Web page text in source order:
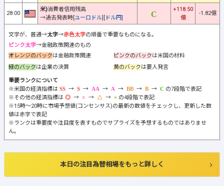
28:00
米)消費者信用残高
→過去発表時[ユーロドル][ ドル円]
+118.50
億
-1.82億
文字が、普通→太字→赤色太字の順番で重要なものになる。
ピンク太字→金融政策関連のもの
オレンジのバックは金融政策関連 ピンクのバックは米国の材料
緑のバックは企業の決算 黄のバックは要人発言
重要ランクについて
※米国の経済指標は
→ → → → → →
の7段階で表記
※その他の経済指標は
→ → →
の4段階で表記
※15時～20時に市場予想値(コンセンサス)の最新の数値をチェックし、更新した数
値は赤字で表記
※ランクは重要度や注目度を表すものでサプライズを予想するものではありませ
ん。
本日の注目為替相場をもっと詳しく